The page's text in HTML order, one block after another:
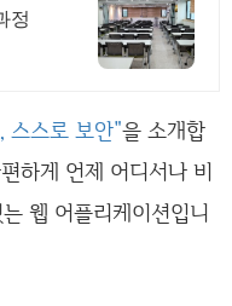
정
스스로 보안"을 소개합
하게 언제 어디서나 비
웹 어플리케이션입니